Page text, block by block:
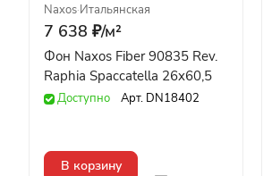
Naxos·Итальянская
7 638 ₽/м²
Фон Naxos Fiber 90835 Rev.
Raphia Spaccatella 26x60,5
Доступно Арт. DN18402
В корзину